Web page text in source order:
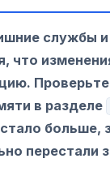
службы
что
Проверьте
в разделе
больше,
перестали